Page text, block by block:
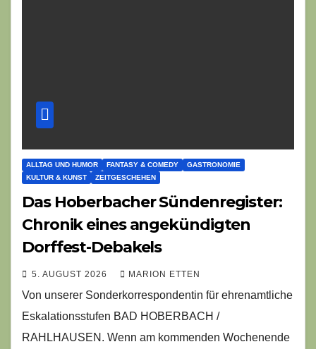
ALLTAG UND HUMOR FANTASY & COMEDY
GASTRONOMIE
KULTUR & KUNST
ZEITGESCHEHEN
Das Hoberbacher Sündenregister:
Chronik eines angekündigten
Dorffest-Debakels
5. AUGUST 2026 MARION ETTEN
Von unserer Sonderkorrespondentin für ehrenamtliche
Eskalationsstufen BAD HOBERBACH /
RAHLHAUSEN. Wenn am kommenden Wochenende